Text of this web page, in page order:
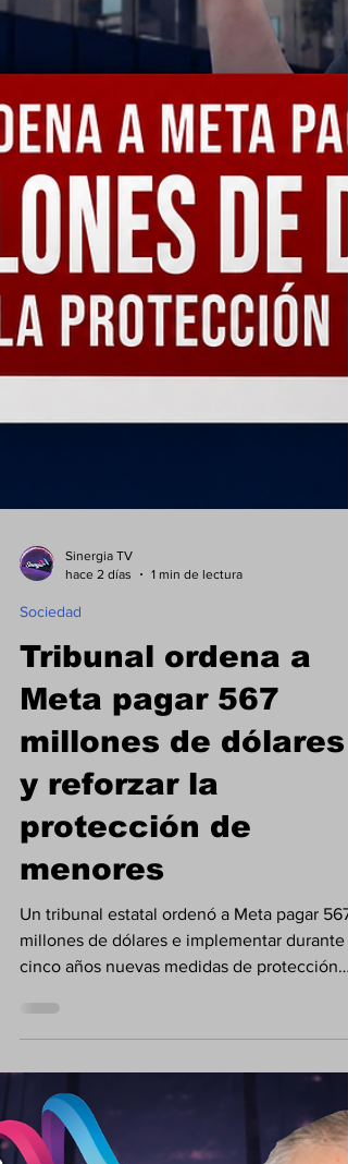
Sinergia TV
Tribunal ordena a
Meta pagar 567
millones de dólares
y reforzar la
protección de
menores
cinco años nuevas medidas de protección
para usuarios menores de edad en
e Instagram.